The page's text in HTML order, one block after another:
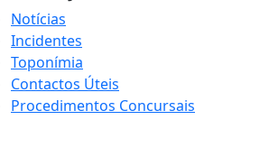
Notícias
Incidentes
Toponímia
Contactos Úteis
Procedimentos Concursais